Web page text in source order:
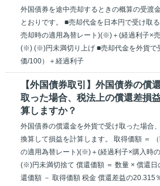
外国債券を途中売却するときの概算の受渡
とおりです。 ■売却代金を日本円で受け取
売却時の適用為替レート)(※)＋(経過利子×
(※) (※)円未満切り上げ ■売却代金を外貨で
価/100）＋経過利子
【外国債券取引】外国債券の償
取った場合、税法上の償還差損
算しますか？
外国債券の償還金を外貨で受け取った場合
換算して損益を計算します。 取得価額 ＝
の適用為替レート)(※)＋(経過利子×購入時
(※)円未満切捨て 償還価額 ＝ 数量 × 償還日
還価額 － 取得価額 税金 償還差益の20.315